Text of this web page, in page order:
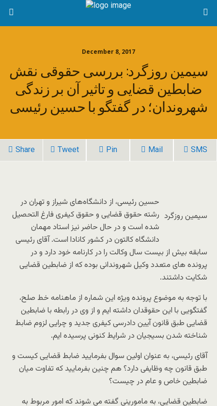
December 8, 2017
سیمین روزگرد: بررسی حقوقی نقش
ضابطین قضایی و تاثیر آن بر زندگی
شهروندان؛ در گفتگو با حسین رئیسی
Share Tweet Pin Mail SMS
سیمین روزگرد
حسین رئیسی، از دانشگاه‌های شیراز و تهران در
رشته حقوق قضایی و حقوق کیفری فارغ التحصیل
شده است و در حال حاضر نیز استاد مهمان
دانشگاه کالتون در کشور کانادا است. آقای رئیسی
سابقه بیش از بیست سال وکالت را در کارنامه خود دارد و در
پرونده های متعدد وکیل شهروندانی بوده که از ضابطین قضایی
شکایت داشتند.
با توجه به موضوع پرونده ویژه این شماره از ماهنامه خط صلح،
گفتگویی با این حقوقدان داشته ایم و از وی در رابطه با ضابطین
قضایی طبق قانون آیین دادرسی کیفری جدید و چرایی لزوم ضابط
شناخته شدن بسیجیان در شرایط کنونی پرسیده ایم.
آقای رئیسی، به عنوان اولین سوال بفرمایید ضابط قضایی کیست و
طبق قانون چه وظایفی دارد؟ هم چنین بفرمایید که تفاوت میان
ضابطین خاص و عام در چیست؟
ضابطین قضایی، به مامورینی گفته می شوند که امور مربوط به